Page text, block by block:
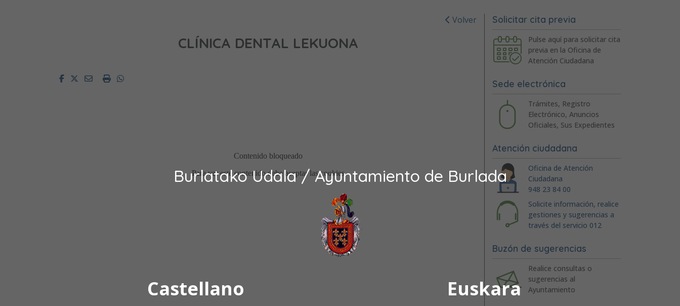
Burlatako Udala / Ayuntamiento de Burlada
Castellano Euskara
Volver
CLÍNICA DENTAL LEKUONA
FacebookTwitterEmailImprimirWhatsapp
Solicitar cita previa
Pulse aquí para solicitar cita
previa en la Oficina de
Atención Ciudadana
Sede electrónica
Trámites, Registro
Electrónico, Anuncios
Oficiales, Sus Expedientes
Atención ciudadana
Oficina de Atención
Ciudadana
948 23 84 00
Solicite información, realice
gestiones y sugerencias a
través del servicio 012
Buzón de sugerencias
Realice consultas o
sugerencias al
Ayuntamiento